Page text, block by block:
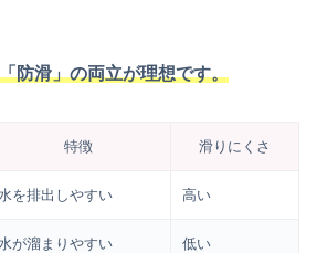
防滑」の両立が理想です。
特徴 滑りにくさ
水を排出しやすい 高い
水が溜まりやすい 低い